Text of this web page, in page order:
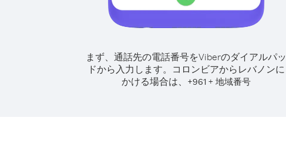
まず、通話先の電話番号をViberのダイアルパッ
ドから入力します。 コロンビアからレバノンに
かける場合は、 +961 + 地域番号